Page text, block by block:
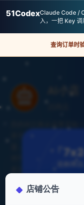
51CodexClaude Code /
入，一把 Key
查询订单时